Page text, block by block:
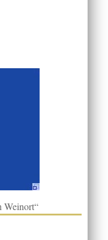
Weinort“